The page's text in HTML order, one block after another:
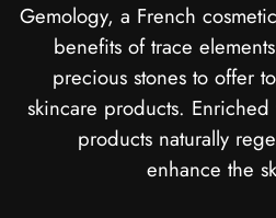
Gemology, a French
benefits of trace
precious stones to offer
skincare products.
products naturally
enhance the